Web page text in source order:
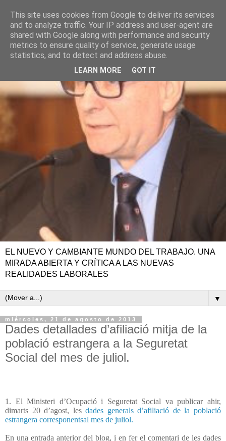
EL NUEVO Y CAMBIANTE MUNDO DEL TRABAJO. UNA
MIRADA ABIERTA Y CRÍTICA A LAS NUEVAS
REALIDADES LABORALES
▼
miércoles, 21 de agosto de 2013
Dades detallades d’afiliació mitja de la
població estrangera a la Seguretat
Social del mes de juliol.
1. El Ministeri d’Ocupació i Seguretat Social va publicar ahir,
dimarts 20 d’agost, lesdades generals d’afiliació de la població
estrangera corresponentsal mes de juliol.
En una entrada anterior del blog, i en fer el comentari de les dades
This site uses cookies from Google to deliver its services
and to analyze traffic. Your IP address and user-agent are
shared with Google along with performance and security
metrics to ensure quality of service, generate usage
statistics, and to detect and address abuse.
LEARN MORE GOT IT